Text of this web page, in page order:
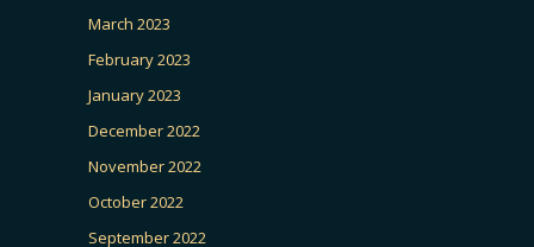
March 2023
February 2023
January 2023
December 2022
November 2022
October 2022
September 2022